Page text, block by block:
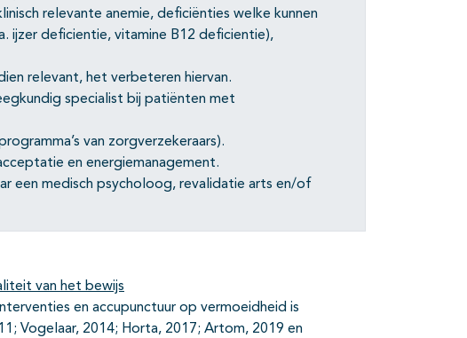
relevante anemie, deficiënties welke kunnen
ijzer deficientie, vitamine B12 deficientie),
relevant, het verbeteren hiervan.
specialist bij patiënten met
van zorgverzekeraars).
en energiemanagement.
een medisch psycholoog, revalidatie arts en/of
van het bewijs
en accupunctuur op vermoeidheid is
Vogelaar, 2014; Horta, 2017; Artom, 2019 en